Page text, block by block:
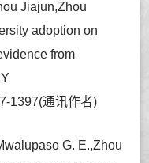
Jiajun,Zhou
adoption on
from
1397(通讯作者)
G. E.,Zhou